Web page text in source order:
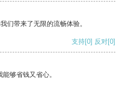
们带来了无限的流畅体验。
支持[0] 反对[0]
够省钱又省心。